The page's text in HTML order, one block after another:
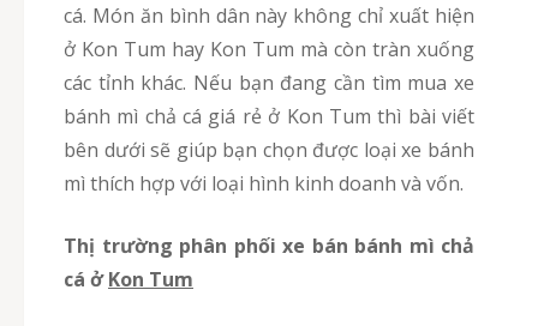
cá. Món ăn bình dân này không chỉ xuất hiện
ở Kon Tum hay Kon Tum mà còn tràn xuống
các tỉnh khác. Nếu bạn đang cần tìm mua xe
bánh mì chả cá giá rẻ ở Kon Tum thì bài viết
bên dưới sẽ giúp bạn chọn được loại xe bánh
mì thích hợp với loại hình kinh doanh và vốn.
Thị trường phân phối xe bán bánh mì chả
cá ởKon Tum